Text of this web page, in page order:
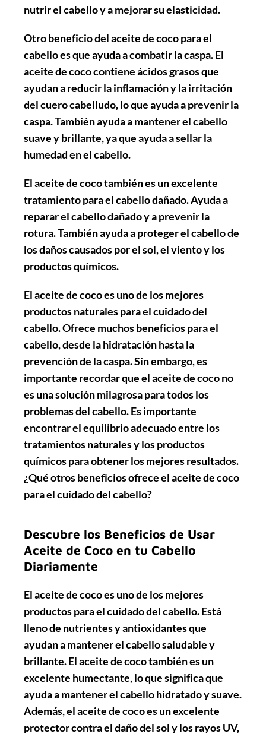
nutrir el cabelloy a mejorar su elasticidad.
Otro beneficio del aceite de coco para el
cabello es que ayuda acombatir la caspa. El
aceite de coco contiene ácidos grasos que
ayudan a reducir la inflamación y la irritación
del cuero cabelludo, lo que ayuda a prevenir la
caspa. También ayuda amantener el cabello
suave y brillante, ya que ayuda a sellar la
humedad en el cabello.
El aceite de coco también es un excelente
tratamiento para el cabello dañado. Ayuda a
reparar el cabello dañadoy a prevenir la
rotura. También ayuda aproteger el cabellode
los daños causados por el sol, el viento y los
productos químicos.
El aceite de coco es uno de los mejores
productos naturales para el cuidado del
cabello. Ofrece muchos beneficios para el
cabello, desde la hidratación hasta la
prevención de la caspa. Sin embargo, es
importante recordar que el aceite de coco no
es una solución milagrosa para todos los
problemas del cabello. Es importante
encontrar el equilibrio adecuado entre los
tratamientos naturales y los productos
químicos para obtener los mejores resultados.
¿Qué otros beneficios ofrece el aceite de coco
para el cuidado del cabello?
Descubre los Beneficios de Usar
Aceite de Coco en tu Cabello
Diariamente
El aceite de coco es uno de los mejores
productos para el cuidado del cabello. Está
lleno de nutrientes y antioxidantes que
ayudan a mantener el cabello saludable y
brillante. El aceite de coco también es un
excelente humectante, lo que significa que
ayuda a mantener el cabello hidratado y suave.
Además, el aceite de coco es un excelente
protector contra el daño del sol y los rayos UV,